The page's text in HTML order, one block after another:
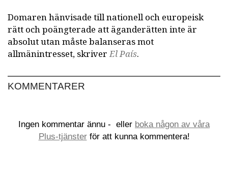
Domaren hänvisade till nationell och europeisk
rätt och poängterade att äganderätten inte är
absolut utan måste balanseras mot
allmänintresset, skriverEl País.
KOMMENTARER
Ingen kommentar ännu - eller boka någon av våra
Plus-tjänsterför att kunna kommentera!